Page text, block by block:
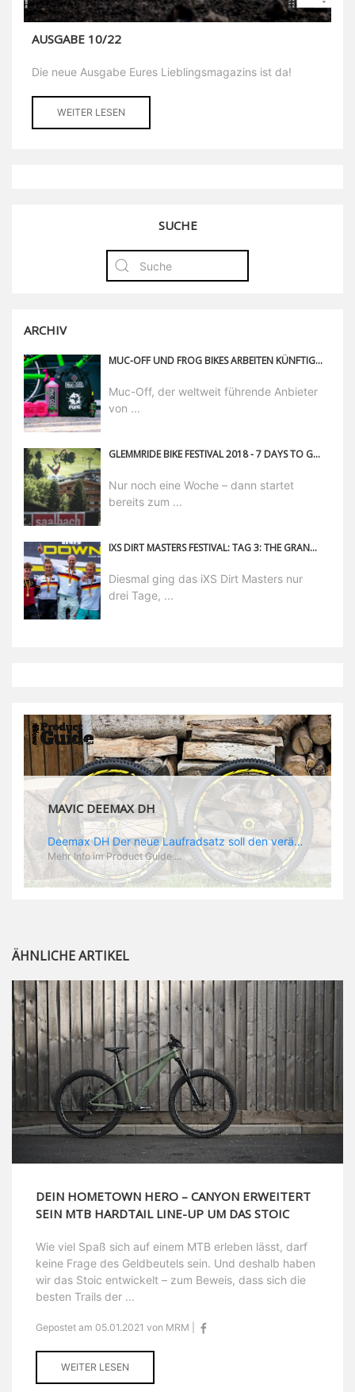
AUSGABE 10/22
Die neue Ausgabe Eures Lieblingsmagazins ist da!
WEITER LESEN
SUCHE
ARCHIV
MUC-OFF UND FROG BIKES ARBEITEN KÜNFTIG ZUSAMMEN
Muc-Off, der weltweit führende Anbieter
von ...
GLEMMRIDE BIKE FESTIVAL 2018 - 7 DAYS TO GO GOLD
Nur noch eine Woche – dann startet
bereits zum ...
IXS DIRT MASTERS FESTIVAL: TAG 3: THE GRAND FINALE
Diesmal ging das iXS Dirt Masters nur
drei Tage, ...
MAVIC DEEMAX DH
Deemax DH Der neue Laufradsatz soll den veränderten Ansprüchen im Downhill Einsatz gerecht werden: die Geschwindigkeiten werden immer höher, die Kräfte, die aufs Material wirken ebenfalls. Damit steigen natürlich auch die Ansprüche der Fahrer ans Material. Das einzige, was eventuell niedriger wird, ist der Reifendruck. Somit ergibt sich der Anforderungskatalog an das Deemax-Update. Hier ist das Ergebnis: - der Laufradsatz bekam eine neue Felge mit 28 mm Innenbreite. Laut Scott Sharples ist das der beste Kompromiss aus Stabilität, Gewicht und Steifigkeit, vor allem aber passt diese Breite am besten zu den Reifen, die aktuell auf dem Markt sind und im Renneinsatz gefahren werden. Es gehe auch breite und schmaler, 28 mm hätten sich aber im Test als Optimum herausgestellt. - mit einem 4D-Fertigungsprozess wurde die Materialverteilung optimiert: Stabilität dort, wo sie erforderlich ist, Gewichtsersparnis da, wo es Sinn macht. Somit gibt Mavic eine GGewichtsersparnis von 15 % an, ohne an Stabilität einzubüßen - neue, ultraleichte „double butted“ Speichen und ein super effizienter Freilauf - Mavics bewährtes UST System für perfekte Kompatibilität mit Tubeless Reifen - Gewicht (Laufradset): 1944 g)
Mehr Info im Product Guide ...
ÄHNLICHE ARTIKEL
DEIN HOMETOWN HERO – CANYON ERWEITERT
SEIN MTB HARDTAIL LINE-UP UM DAS STOIC
Wie viel Spaß sich auf einem MTB erleben lässt, darf
keine Frage des Geldbeutels sein. Und deshalb haben
wir das Stoic entwickelt – zum Beweis, dass sich die
besten Trails der ...
Gepostet am 05.01.2021 von MRM |
WEITER LESEN